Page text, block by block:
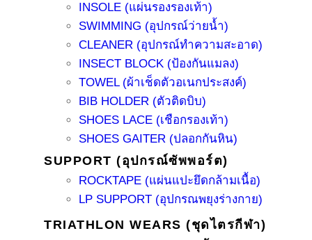
INSOLE (แผ่นรองรองเท้า)
SWIMMING (อุปกรณ์ว่ายน้ำ)
CLEANER (อุปกรณ์ทำความสะอาด)
INSECT BLOCK (ป้องกันแมลง)
TOWEL (ผ้าเช็ดตัวอเนกประสงค์)
BIB HOLDER (ตัวติดบิบ)
SHOES LACE (เชือกรองเท้า)
SHOES GAITER (ปลอกกันหิน)
SUPPORT (อุปกรณ์ซัพพอร์ต)
ROCKTAPE (แผ่นแปะยึดกล้ามเนื้อ)
LP SUPPORT (อุปกรณพยุงร่างกาย)
TRIATHLON WEARS (ชุดไตรกีฬา)